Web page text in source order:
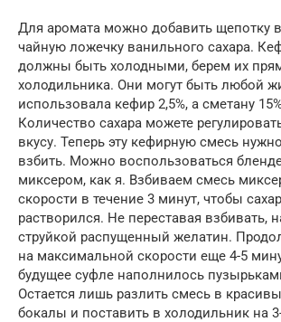
Для аромата можно добавить щепотку
чайную ложечку ванильного сахара.
должны быть холодными, берем их
холодильника. Они могут быть любой
использовала кефир 2,5%, а сметану
Количество сахара можете
вкусу. Теперь эту кефирную смесь
взбить. Можно воспользоваться
миксером, как я. Взбиваем смесь
скорости в течение 3 минут, чтобы
растворился. Не переставая взбивать,
струйкой распущенный желатин.
на максимальной скорости еще 4-5
будущее суфле наполнилось
Остается лишь разлить смесь в
бокалы и поставить в холодильник на